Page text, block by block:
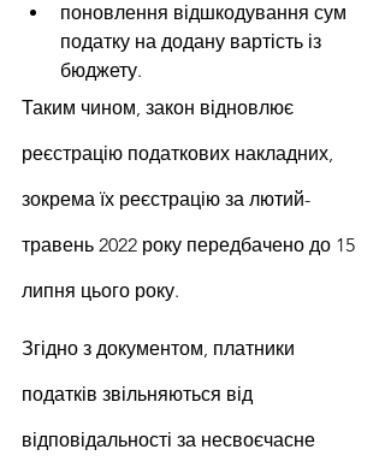
поновлення відшкодування сум
податку на додану вартість із
бюджету.
Таким чином, закон відновлює
реєстрацію податкових накладних,
зокрема їх реєстрацію за лютий-
травень 2022 року передбачено до 15
липня цього року.
Згідно з документом, платники
податків звільняються від
відповідальності за несвоєчасне